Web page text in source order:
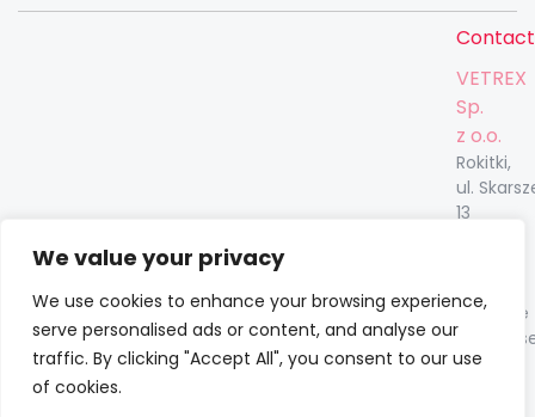
We value your privacy
We use cookies to enhance your browsing experience,
serve personalised ads or content, and analyse our
traffic. By clicking "Accept All", you consent to our use
of cookies.
Contact
VETREX
Sp.
z o.o.
Rokitki,
ul.
13
Garantie
Youtube|Facebook